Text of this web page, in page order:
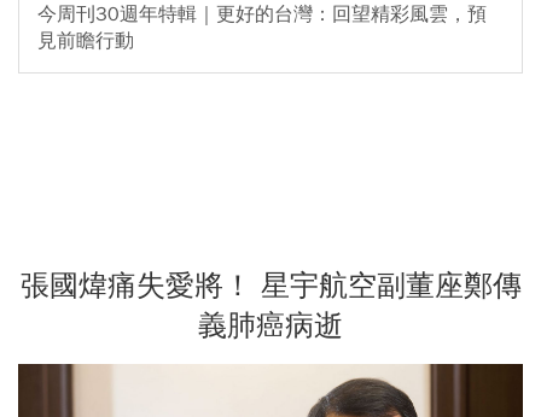
今周刊30週年特輯｜更好的台灣：回望精彩風雲，預
見前瞻行動
張國煒痛失愛將！ 星宇航空副董座鄭傳
義肺癌病逝